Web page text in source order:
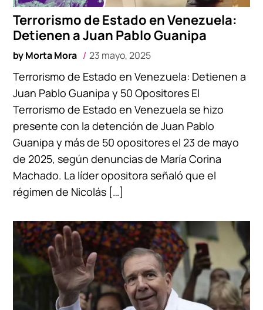
Terrorismo de Estado en Venezuela:
Detienen a Juan Pablo Guanipa
byMorta Mora 23 mayo, 2025
Terrorismo de Estado en Venezuela: Detienen a
Juan Pablo Guanipa y 50 Opositores El
Terrorismo de Estado en Venezuela se hizo
presente con la detención de Juan Pablo
Guanipa y más de 50 opositores el 23 de mayo
de 2025, según denuncias de María Corina
Machado. La líder opositora señaló que el
régimen de Nicolás […]